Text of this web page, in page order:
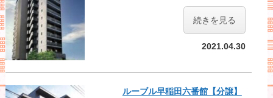
続きを見る
2021.04.30
ルーブル早稲田六番館【分譲】